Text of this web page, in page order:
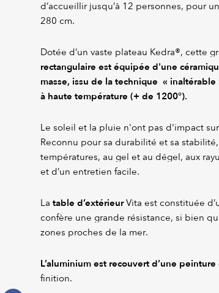
d’accueillir jusqu’à 12 personnes, pour
280 cm.
Dotée d’un vaste plateau Kedra®, cette
rectangulaire est équipée d'une
masse, issu de la technique «
à haute température (+ de 1200°).
Le soleil et la pluie n'ont pas d'impact
Reconnu pour sa durabilité et sa
températures, au gel et au dégel, aux
et d’un entretien facile.
La table d’extérieurVita est constituée
confère une grande résistance, si bien
zones proches de la mer.
L’aluminium est recouvert d’une
finition.